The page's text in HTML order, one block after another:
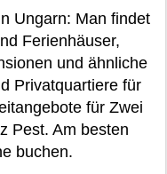
Ungarn: Man findet
Ferienhäuser,
und ähnliche
Privatquartiere für
für Zwei
Pest. Am besten
buchen.